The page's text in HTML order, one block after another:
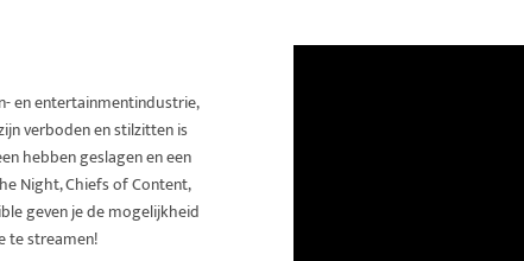
en entertainmentindustrie,
verboden en stilzitten is
hebben geslagen en een
Night, Chiefs of Content,
geven je de mogelijkheid
te streamen!